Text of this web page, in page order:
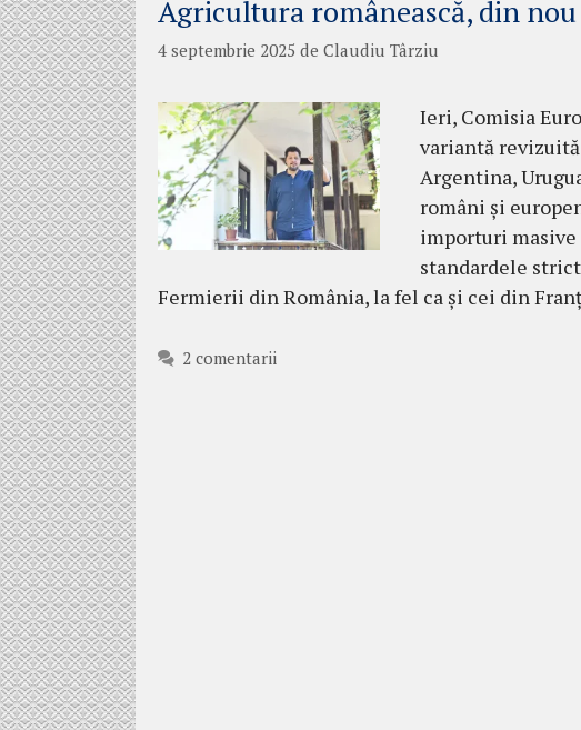
Agricultura românească, din
4 septembrie 2025 de Claudiu Târziu
Ieri, Comisia
variantă
Argentina,
români și
importuri masive
standardele
Fermierii din România, la fel ca și cei din
2 comentarii